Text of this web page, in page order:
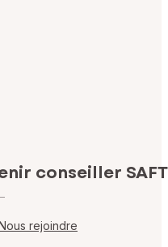
conseiller
rejoindre